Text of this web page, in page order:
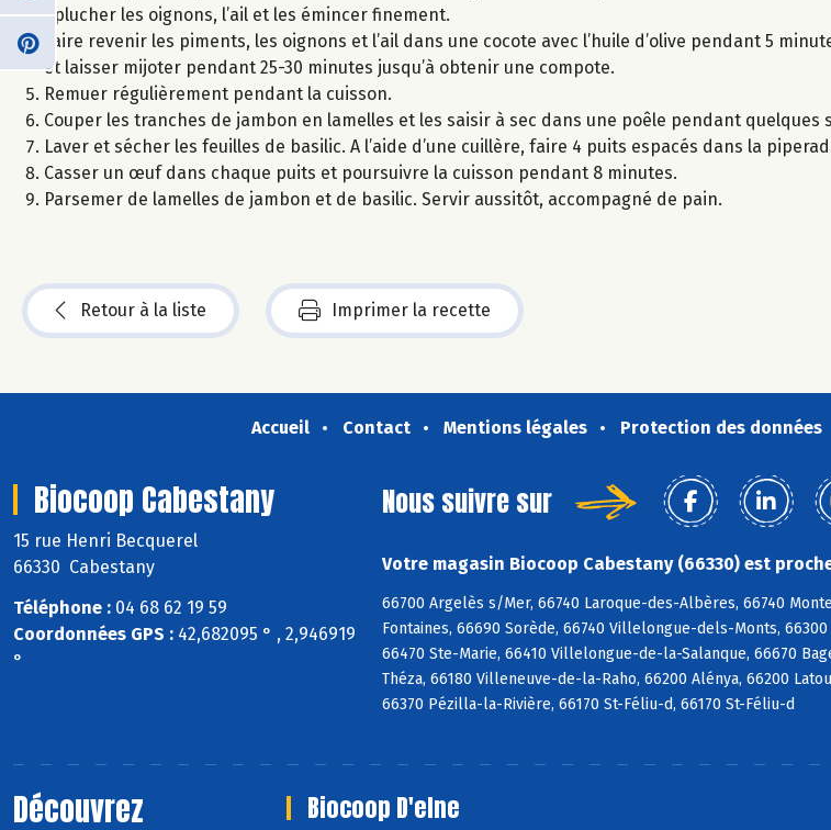
Eplucher les oignons, l’ail et les émincer finement.
Faire revenir les piments, les oignons et l’ail dans une cocote avec l’huile d’olive pendant 5
et laisser mijoter pendant 25-30 minutes jusqu’à obtenir une compote.
Remuer régulièrement pendant la cuisson.
Couper les tranches de jambon en lamelles et les saisir à sec dans une poêle pendant quelques
Laver et sécher les feuilles de basilic. A l’aide d’une cuillère, faire 4 puits espacés dans la
Casser un œuf dans chaque puits et poursuivre la cuisson pendant 8 minutes.
Parsemer de lamelles de jambon et de basilic. Servir aussitôt, accompagné de pain.
Retour à la liste Imprimer la recette
Accueil Contact Mentions légales Protection des données
Biocoop Cabestany
15 rue Henri Becquerel
66330 Cabestany
Téléphone : 04 68 62 19 59
Coordonnées GPS : 42,682095 ° , 2,946919
°
Nous suivre sur
Votre magasin Biocoop Cabestany (66330) est
66700 Argelès s/Mer, 66740 Laroque-des-Albères, 66740
Fontaines, 66690 Sorède, 66740 Villelongue-dels-Monts,
66470 Ste-Marie, 66410 Villelongue-de-la-Salanque, 66670
Théza, 66180 Villeneuve-de-la-Raho, 66200 Alénya, 66200
66370 Pézilla-la-Rivière, 66170 St-Féliu-d, 66170 St-Féliu-d
Découvrez Biocoop D'elne